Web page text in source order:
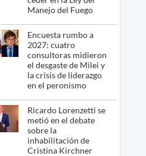
Manejo del Fuego
Encuesta rumbo a
2027: cuatro
consultoras midieron
el desgaste de Milei y
la crisis de liderazgo
en el peronismo
Ricardo Lorenzetti se
metió en el debate
sobre la
inhabilitación de
Cristina Kirchner